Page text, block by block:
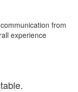
from
experience